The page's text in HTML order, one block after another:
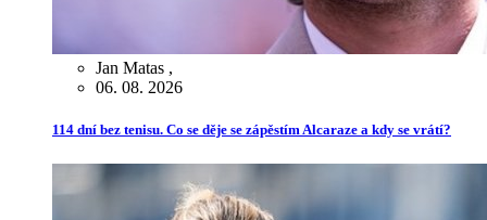
Jan Matas ,
06. 08. 2026
114 dní bez tenisu. Co se děje se zápěstím Alcaraze a kdy se vrátí?